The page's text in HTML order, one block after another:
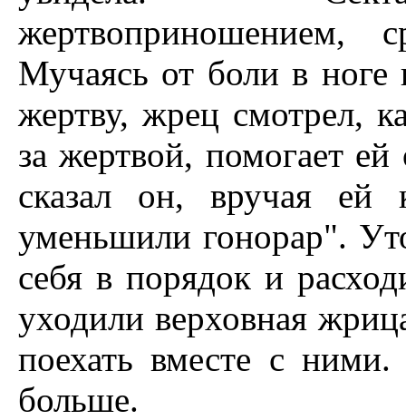
жертвоприношением,
Мучаясь от боли в ноге
жертву, жрец смотрел,
за жертвой, помогает
сказал он, вручая ей
уменьшили гонорар".
себя в порядок и
уходили верховная
поехать вместе с
больше.